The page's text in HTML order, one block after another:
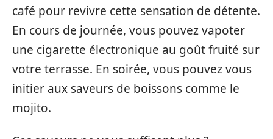
café pour revivre cette sensation de détente.
En cours de journée, vous pouvez vapoter
une cigarette électronique au goût fruité sur
votre terrasse. En soirée, vous pouvez vous
initier aux saveurs de boissons comme le
mojito.